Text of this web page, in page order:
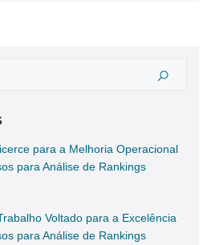
para a Melhoria Operacional
para Análise de Rankings
Voltado para a Excelência
para Análise de Rankings